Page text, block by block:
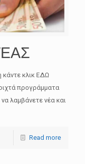
κάντε κλικ ΕΔΩ
προγράμματα
λαμβάνετε νέα και
Read more